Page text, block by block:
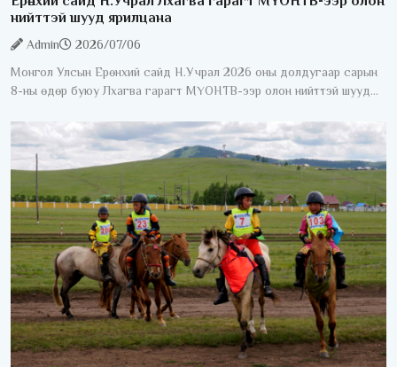
нийттэй шууд ярилцана
Admin
2026/07/06
Монгол Улсын Ерөнхий сайд Н.Учрал 2026 оны долдугаар сарын
8-ны өдөр буюу Лхагва гарагт МҮОНТВ-ээр олон нийттэй шууд